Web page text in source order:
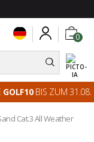
0
GOLF10BIS ZUM 31.08.
Cat.3 All Weather